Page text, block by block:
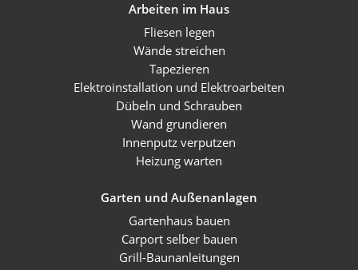
Arbeiten im Haus
Fliesen legen
Wände streichen
Tapezieren
Elektroinstallation und Elektroarbeiten
Dübeln und Schrauben
Wand grundieren
Innenputz verputzen
Heizung warten
Garten und Außenanlagen
Gartenhaus bauen
Carport selber bauen
Grill-Baunanleitungen